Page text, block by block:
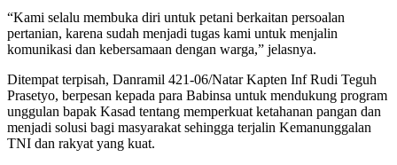
“Kami selalu membuka diri untuk petani berkaitan persoalan
pertanian, karena sudah menjadi tugas kami untuk menjalin
komunikasi dan kebersamaan dengan warga,” jelasnya.
Ditempat terpisah, Danramil 421-06/Natar Kapten Inf Rudi Teguh
Prasetyo, berpesan kepada para Babinsa untuk mendukung program
unggulan bapak Kasad tentang memperkuat ketahanan pangan dan
menjadi solusi bagi masyarakat sehingga terjalin Kemanunggalan
TNI dan rakyat yang kuat.